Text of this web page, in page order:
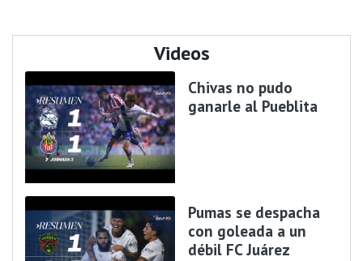
Videos
Chivas no pudo
ganarle al Pueblita
Pumas se despacha
con goleada a un
débil FC Juárez